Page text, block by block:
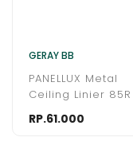
GERAY BB
PANELLUX Metal
Ceiling Linier 85R
RP.61.000